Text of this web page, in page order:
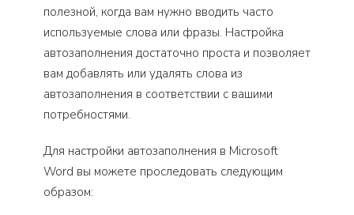
полезной, когда вам нужно вводить часто
используемые слова или фразы. Настройка
автозаполнения достаточно проста и позволяет
вам добавлять или удалять слова из
автозаполнения в соответствии с вашими
потребностями.
Для настройки автозаполнения в Microsoft
Word вы можете проследовать следующим
образом: